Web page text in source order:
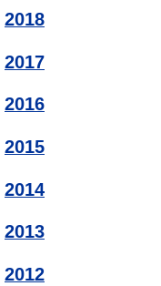
2018
2017
2016
2015
2014
2013
2012